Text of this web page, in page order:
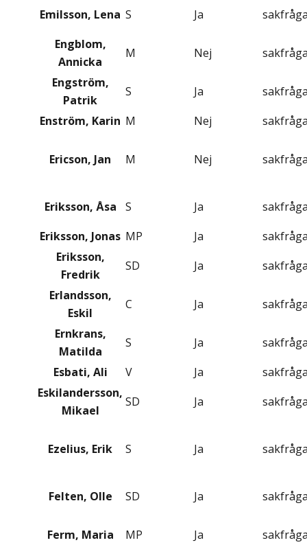
Emilsson, Lena S Ja
Engblom,
Annicka
M Nej
Engström,
Patrik
S Ja
Enström, Karin M Nej
Ericson, Jan M Nej
Eriksson, Åsa S Ja
Eriksson, Jonas MP Ja
Eriksson,
Fredrik
SD Ja
Erlandsson,
Eskil
C Ja
Ernkrans,
Matilda
S Ja
Esbati, Ali
V Ja
Eskilandersson,
Mikael
SD Ja
Ezelius, Erik S Ja
Felten, Olle SD Ja
Ferm, Maria MP Ja